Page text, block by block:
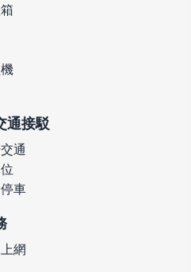
通接駁
通
車
網